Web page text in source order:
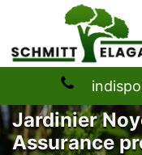
Jardinier
Assurance